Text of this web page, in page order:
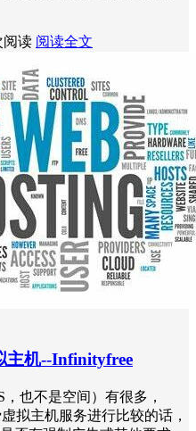
阅读 阅读全文
主机--Infinityfree
也不是空间）有很多，
拟主机服务进行比较的话，